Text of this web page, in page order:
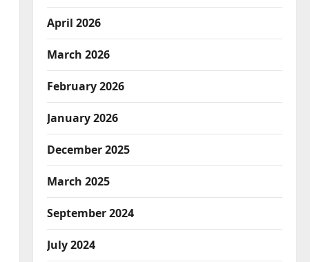
April 2026
March 2026
February 2026
January 2026
December 2025
March 2025
September 2024
July 2024